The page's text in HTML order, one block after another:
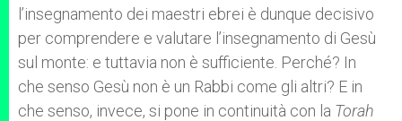
l’insegnamento dei maestri ebrei è dunque decisivo
per comprendere e valutare l’insegnamento di Gesù
sul monte: e tuttavia non è sufficiente. Perché? In
che senso Gesù non è un Rabbi come gli altri? E in
che senso, invece, si pone in continuità con la Torah